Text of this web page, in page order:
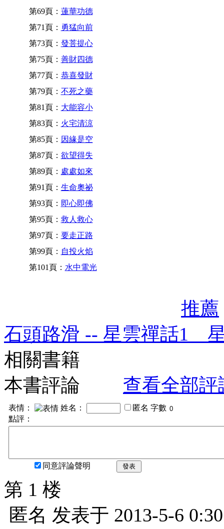
第69頁： 蓮華功德
第71頁： 勇猛向前
第73頁： 發菩提心
第75頁： 善財四德
第77頁： 恭喜發財
第79頁： 不死之藥
第81頁： 大能容小
第83頁： 火宅清涼
第85頁： 因緣是空
第87頁： 欲望得失
第89頁： 處處如來
第91頁： 生命奧祕
第93頁： 即心即佛
第95頁： 救人救心
第97頁： 要走正路
第99頁： 自投火焰
第101頁： 水中電光
推薦
石頭路滑 -- 星雲禪話1
相關書籍
本書評論
查看全部評
表情： 姓名： 匿名 字數
點評：
同意評論聲明 發表
第 1 楼
匿名 发表于 2013-5-6